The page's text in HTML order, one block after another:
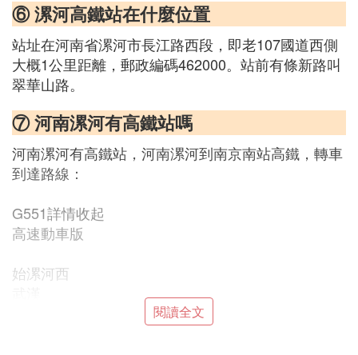
⑥ 漯河高鐵站在什麼位置
站址在河南省漯河市長江路西段，即老107國道西側
大概1公里距離，郵政編碼462000。站前有條新路叫
翠華山路。
⑦ 河南漯河有高鐵站嗎
河南漯河有高鐵站，河南漯河到南京南站高鐵，轉車
到達路線：
G551詳情收起
高速動車版
始漯河西
閱讀全文